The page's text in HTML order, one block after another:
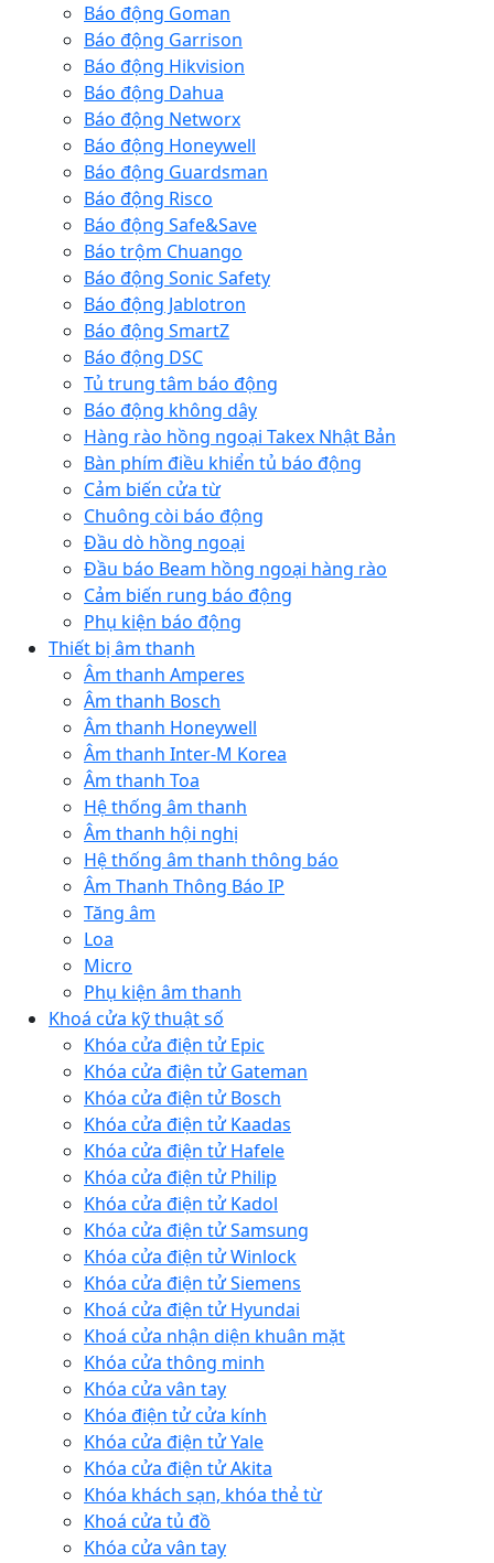
Báo động Goman
Báo động Garrison
Báo động Hikvision
Báo động Dahua
Báo động Networx
Báo động Honeywell
Báo động Guardsman
Báo động Risco
Báo động Safe&Save
Báo trộm Chuango
Báo động Sonic Safety
Báo động Jablotron
Báo động SmartZ
Báo động DSC
Tủ trung tâm báo động
Báo động không dây
Hàng rào hồng ngoại Takex Nhật Bản
Bàn phím điều khiển tủ báo động
Cảm biến cửa từ
Chuông còi báo động
Đầu dò hồng ngoại
Đầu báo Beam hồng ngoại hàng rào
Cảm biến rung báo động
Phụ kiện báo động
Thiết bị âm thanh
Âm thanh Amperes
Âm thanh Bosch
Âm thanh Honeywell
Âm thanh Inter-M Korea
Âm thanh Toa
Hệ thống âm thanh
Âm thanh hội nghị
Hệ thống âm thanh thông báo
Âm Thanh Thông Báo IP
Tăng âm
Loa
Micro
Phụ kiện âm thanh
Khoá cửa kỹ thuật số
Khóa cửa điện tử Epic
Khóa cửa điện tử Gateman
Khóa cửa điện tử Bosch
Khóa cửa điện tử Kaadas
Khóa cửa điện tử Hafele
Khóa cửa điện tử Philip
Khóa cửa điện tử Kadol
Khóa cửa điện tử Samsung
Khóa cửa điện tử Winlock
Khóa cửa điện tử Siemens
Khoá cửa điện tử Hyundai
Khoá cửa nhận diện khuân mặt
Khóa cửa thông minh
Khóa cửa vân tay
Khóa điện tử cửa kính
Khóa cửa điện tử Yale
Khóa cửa điện tử Akita
Khóa khách sạn, khóa thẻ từ
Khoá cửa tủ đồ
Khóa cửa vân tay